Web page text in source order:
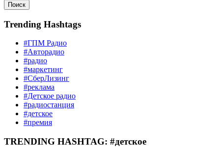
Поиск
Trending Hashtags
#ГПМ Радио
#Авторадио
#радио
#маркетинг
#СберЛизинг
#реклама
#Детское радио
#радиостанция
#детское
#премия
TRENDING HASHTAG: #детское